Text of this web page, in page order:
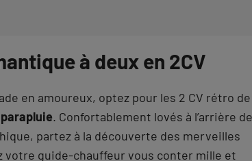
à deux en 2CV
en amoureux, optez pour les 2 CV rétro de
. Confortablement lovés à l’arrière de
partez à la découverte des merveilles
votre guide-chauffeur vous conter mille et